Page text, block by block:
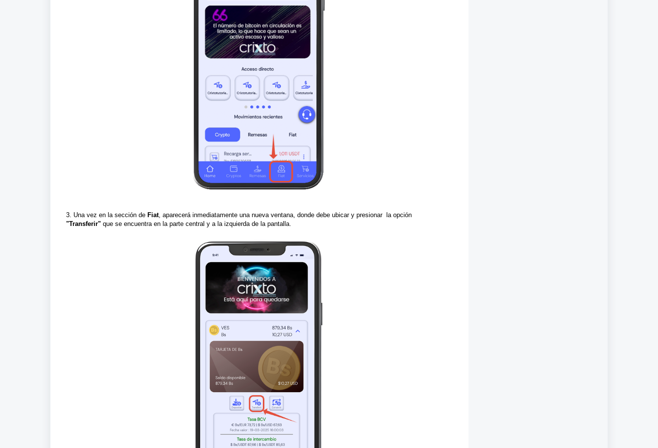
3. Una vez en la sección de Fiat, aparecerá inmediatamente una nueva ventana, donde debe ubicar y presionar la opción
"Transferir" que se encuentra en la parte central y a la izquierda de la pantalla.